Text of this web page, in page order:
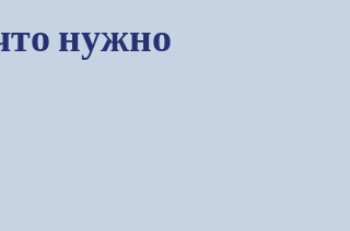
нужно